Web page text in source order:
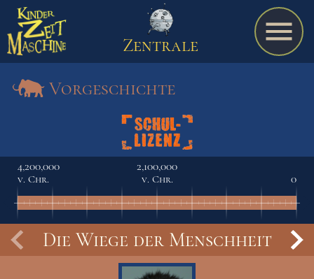
A bis Z
Termine
Zentrale
Vorgeschichte
4,200,000
v. Chr.
2,100,000
v. Chr.
0
Die Wiege der Menschheit